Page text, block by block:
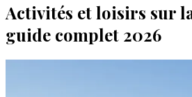
Activités et loisirs sur
guide complet 2026